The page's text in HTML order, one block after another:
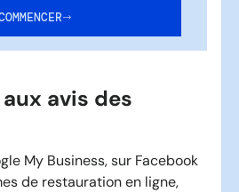
avis des
My Business, sur Facebook
de restauration en ligne,